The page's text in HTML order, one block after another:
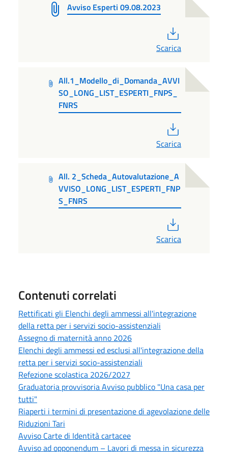
Avviso Esperti 09.08.2023
Scarica
All.1_Modello_di_Domanda_AVVI
SO_LONG_LIST_ESPERTI_FNPS_
FNRS
Scarica
All. 2_Scheda_Autovalutazione_A
VVISO_LONG_LIST_ESPERTI_FNP
S_FNRS
Scarica
Contenuti correlati
Rettificati gli Elenchi degli ammessi all'integrazione
della retta per i servizi socio-assistenziali
Assegno di maternità anno 2026
Elenchi degli ammessi ed esclusi all'integrazione della
retta per i servizi socio-assistenziali
Refezione scolastica 2026/2027
Graduatoria provvisoria Avviso pubblico "Una casa per
tutti"
Riaperti i termini di presentazione di agevolazione delle
Riduzioni Tari
Avviso Carte di Identità cartacee
Avviso ad opponendum – Lavori di messa in sicurezza